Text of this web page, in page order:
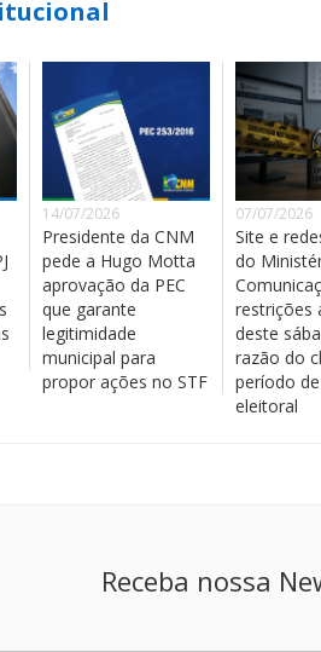
14/07/2026
Presidente da CNM
pede a Hugo Motta
aprovação da PEC
que garante
legitimidade
municipal para
propor ações no STF
07/07/2026
Site e
do
restrições
deste
razão do
período
eleitoral
Receba nossa